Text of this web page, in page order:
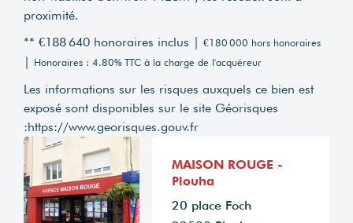
proximité.
** €188 640 honoraires inclus | €180 000 hors honoraires
| Honoraires : 4.80% TTC à la charge de l'acquéreur
Les informations sur les risques auxquels ce bien est
exposé sont disponibles sur le site Géorisques
:https://www.georisques.gouv.fr
MAISON ROUGE -
Plouha
20 place Foch